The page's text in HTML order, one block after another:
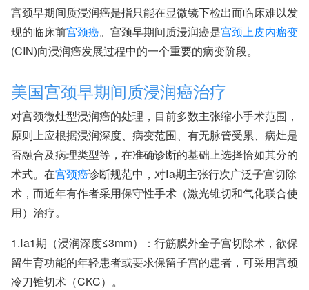
宫颈早期间质浸润癌是指只能在显微镜下检出而临床难以发
现的临床前宫颈癌。宫颈早期间质浸润癌是宫颈上皮内瘤变
(CIN)向浸润癌发展过程中的一个重要的病变阶段。
美国宫颈早期间质浸润癌治疗
对宫颈微灶型浸润癌的处理，目前多数主张缩小手术范围，
原则上应根据浸润深度、病变范围、有无脉管受累、病灶是
否融合及病理类型等，在准确诊断的基础上选择恰如其分的
术式。在宫颈癌诊断规范中，对Ⅰa期主张行次广泛子宫切除
术，而近年有作者采用保守性手术（激光锥切和气化联合使
用）治疗。
1.Ⅰa1期（浸润深度≤3mm）：行筋膜外全子宫切除术，欲保
留生育功能的年轻患者或要求保留子宫的患者，可采用宫颈
冷刀锥切术（CKC）。